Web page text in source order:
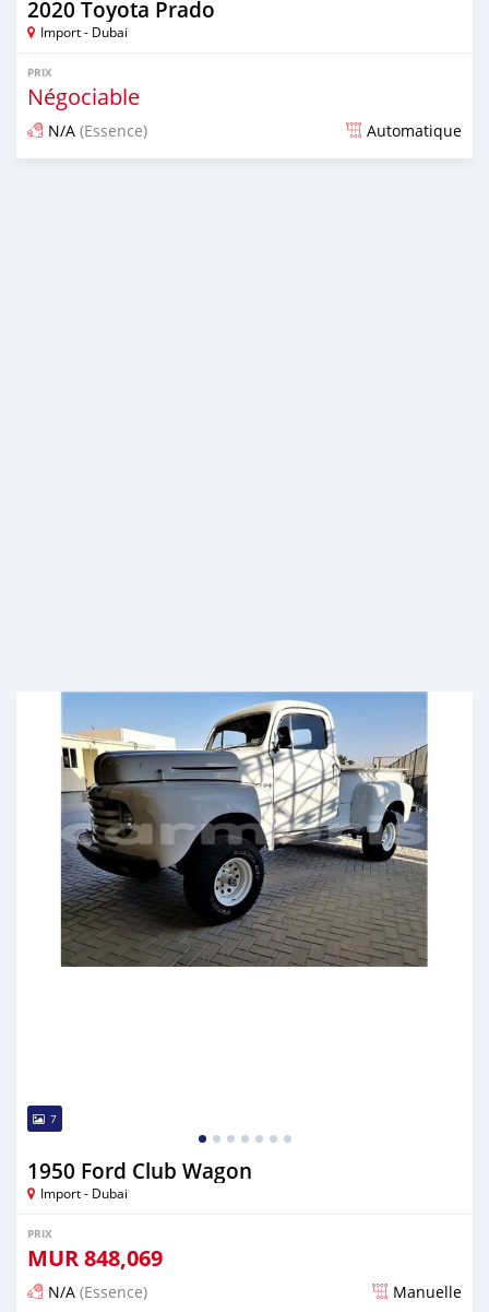
2020 Toyota Prado
Import - Dubai
PRIX
Négociable
N/A (Essence) Automatique
7
1950 Ford Club Wagon
Import - Dubai
PRIX
MUR848,069
N/A (Essence) Manuelle